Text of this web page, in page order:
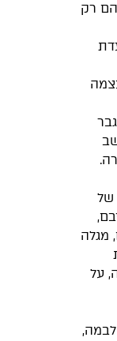
הם רק
של
מגלה
על
לבמה,